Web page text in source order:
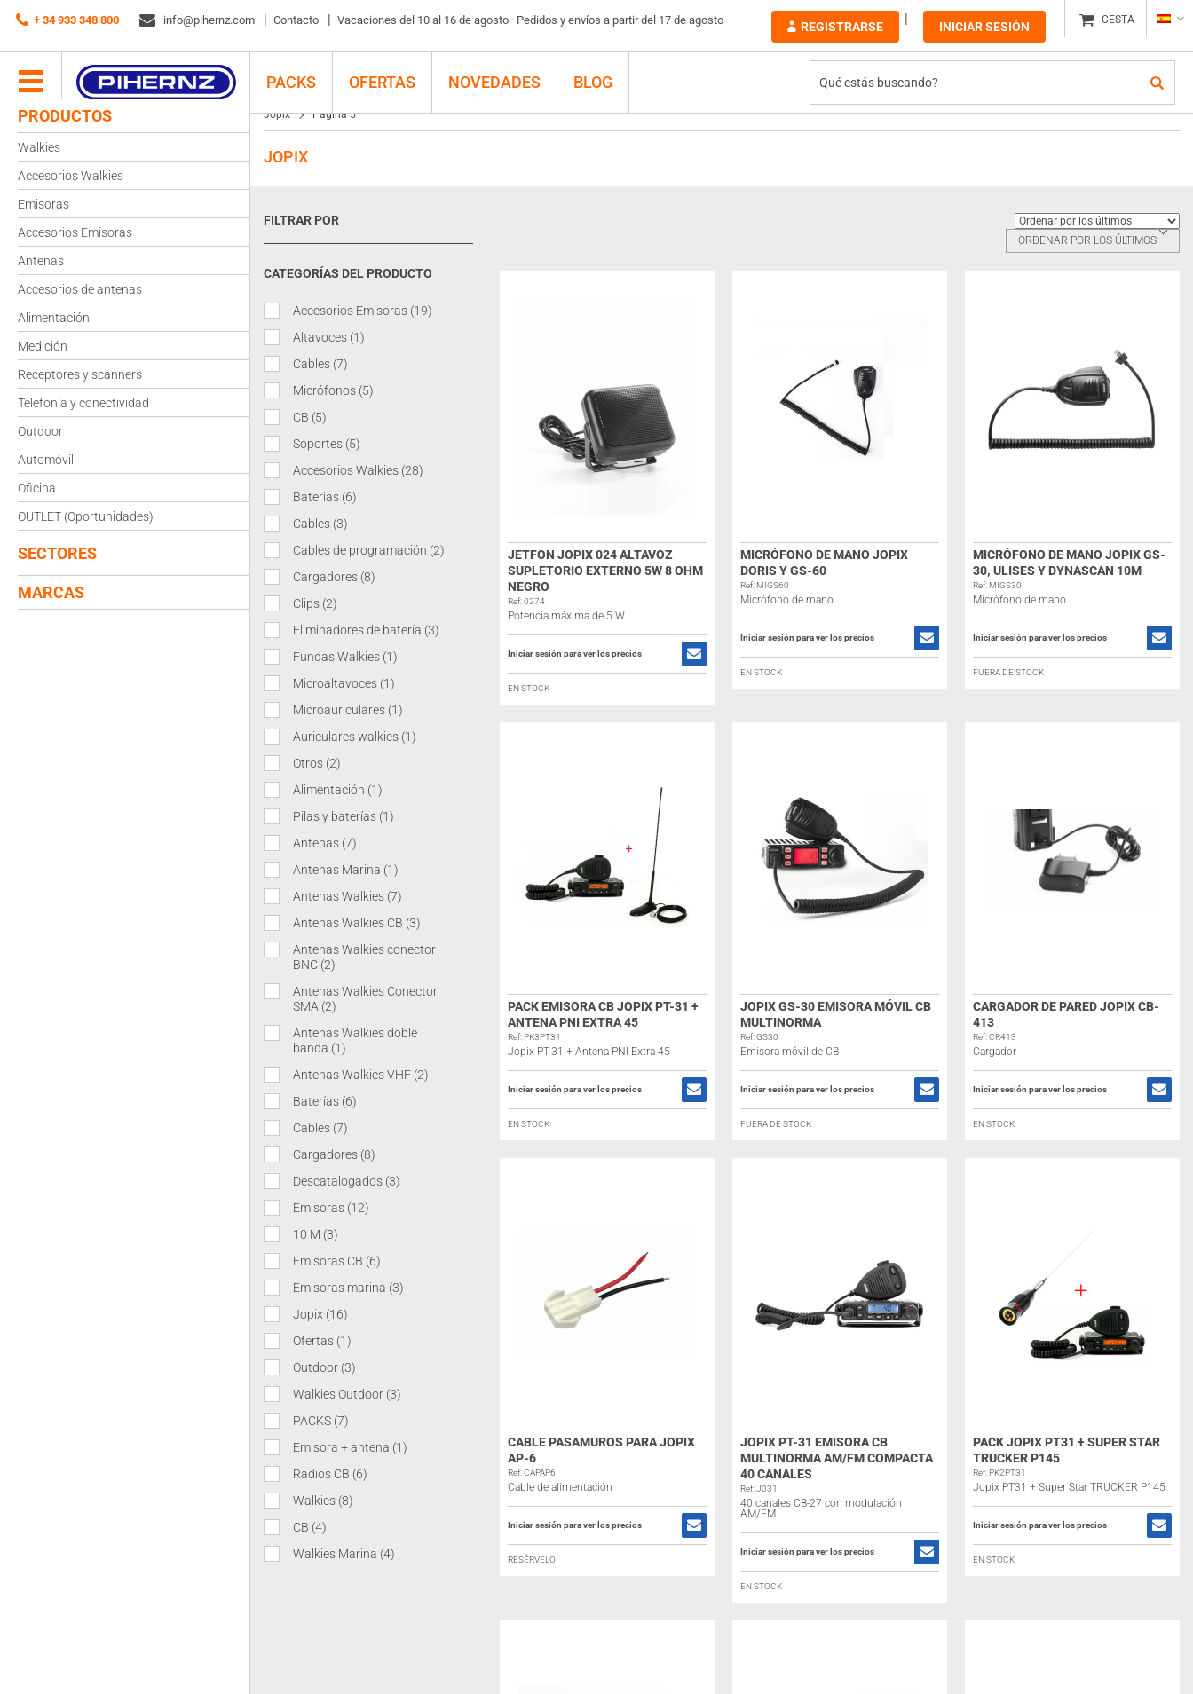
+ 34 933 348 800 info@pihernz.com Contacto Vacaciones del 10 al 16 de agosto · Pedidos y envíos a partir del 17 de agosto REGISTRARSE INICIAR SESIÓN CESTA
PACKS OFERTAS NOVEDADES
BLOG
PRODUCTOS
Walkies
Accesorios Walkies
Emisoras
Accesorios Emisoras
Antenas
Accesorios de antenas
Alimentación
Medición
Receptores y scanners
Telefonía y conectividad
Outdoor
Automóvil
Oficina
OUTLET (Oportunidades)
SECTORES
MARCAS
Jopix Página 5
JOPIX
FILTRAR POR
CATEGORÍAS DEL PRODUCTO
Accesorios Emisoras (19)
Altavoces (1)
Cables (7)
Micrófonos (5)
CB (5)
Soportes (5)
Accesorios Walkies (28)
Baterías (6)
Cables (3)
Cables de programación (2)
Cargadores (8)
Clips (2)
Eliminadores de batería (3)
Fundas Walkies (1)
Microaltavoces (1)
Microauriculares (1)
Auriculares walkies (1)
Otros (2)
Alimentación (1)
Pilas y baterías (1)
Antenas (7)
Antenas Marina (1)
Antenas Walkies (7)
Antenas Walkies CB (3)
Antenas Walkies conector
BNC (2)
Antenas Walkies Conector
SMA (2)
Antenas Walkies doble
banda (1)
Antenas Walkies VHF (2)
Baterías (6)
Cables (7)
Cargadores (8)
Descatalogados (3)
Emisoras (12)
10 M (3)
Emisoras CB (6)
Emisoras marina (3)
Jopix (16)
Ofertas (1)
Outdoor (3)
Walkies Outdoor (3)
PACKS (7)
Emisora + antena (1)
Radios CB (6)
Walkies (8)
CB (4)
Walkies Marina (4)
ORDENAR POR LOS ÚLTIMOS
JETFON JOPIX 024 ALTAVOZ
SUPLETORIO EXTERNO 5W 8 OHM
NEGRO
Ref: 0274
Potencia máxima de 5 W.
Iniciar sesión para ver los precios
EN STOCK
MICRÓFONO DE MANO JOPIX
DORIS Y GS-60
Ref: MIGS60
Micrófono de mano
Iniciar sesión para ver los precios
EN STOCK
MICRÓFONO DE MANO JOPIX GS-
30, ULISES Y DYNASCAN 10M
Ref: MIGS30
Micrófono de mano
Iniciar sesión para ver los precios
FUERA DE STOCK
PACK EMISORA CB JOPIX PT-31 +
ANTENA PNI EXTRA 45
Ref: PK3PT31
Jopix PT-31 + Antena PNI Extra 45
Iniciar sesión para ver los precios
EN STOCK
JOPIX GS-30 EMISORA MÓVIL CB
MULTINORMA
Ref: GS30
Emisora móvil de CB
Iniciar sesión para ver los precios
FUERA DE STOCK
CARGADOR DE PARED JOPIX CB-
413
Ref: CR413
Cargador
Iniciar sesión para ver los precios
EN STOCK
CABLE PASAMUROS PARA JOPIX
AP-6
Ref: CAPAP6
Cable de alimentación
Iniciar sesión para ver los precios
RESÉRVELO
JOPIX PT-31 EMISORA CB
MULTINORMA AM/FM COMPACTA
40 CANALES
Ref: J031
40 canales CB-27 con modulación
AM/FM.
Iniciar sesión para ver los precios
EN STOCK
PACK JOPIX PT31 + SUPER STAR
TRUCKER P145
Ref: PK2PT31
Jopix PT31 + Super Star TRUCKER P145
Iniciar sesión para ver los precios
EN STOCK